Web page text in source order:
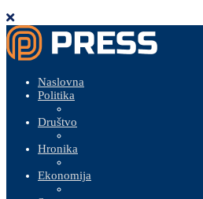
Naslovna
Politika
Društvo
Hronika
Ekonomija